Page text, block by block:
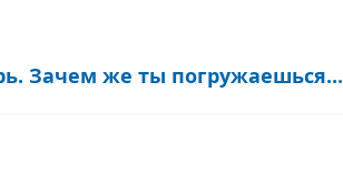
Зачем же ты погружаешься...